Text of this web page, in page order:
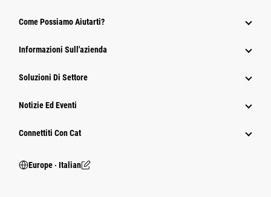
Come Possiamo Aiutarti?
Informazioni Sull'azienda
Soluzioni Di Settore
Notizie Ed Eventi
Connettiti Con Cat
Europe ‧ Italian